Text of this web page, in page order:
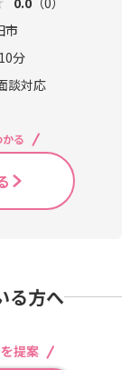
市
分
談対応
る
る方へ
提案